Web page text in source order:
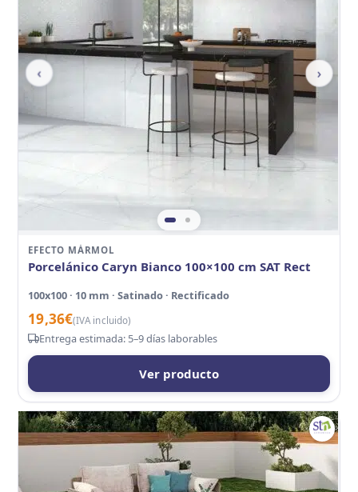
‹ ›
EFECTO MÁRMOL
Porcelánico Caryn Bianco 100×100 cm SAT Rect
100x100 · 10 mm · Satinado · Rectificado
19,36€(IVA incluido)
Entrega estimada: 5–9 días laborables
Ver producto